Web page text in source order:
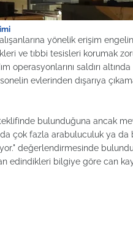
yönelik erişim
ve tıbbi tesisleri korumak
saldırı altında
evlerinden dışarıya
bulunduğuna ancak
çok fazla arabuluculuk ya da
değerlendirmesinde
edindikleri bilgiye göre can